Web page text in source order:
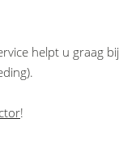
helpt u graag bij
!